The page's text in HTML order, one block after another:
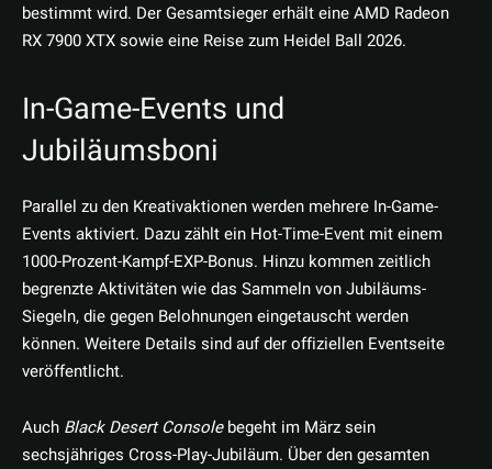
bestimmt wird. Der Gesamtsieger erhält eine AMD Radeon
RX 7900 XTX sowie eine Reise zum Heidel Ball 2026.
In-Game-Events und
Jubiläumsboni
Parallel zu den Kreativaktionen werden mehrere In-Game-
Events aktiviert. Dazu zählt ein Hot-Time-Event mit einem
1000-Prozent-Kampf-EXP-Bonus. Hinzu kommen zeitlich
begrenzte Aktivitäten wie das Sammeln von Jubiläums-
Siegeln, die gegen Belohnungen eingetauscht werden
können. Weitere Details sind auf der offiziellen Eventseite
veröffentlicht.
Auch Black Desert Consolebegeht im März sein
sechsjähriges Cross-Play-Jubiläum. Über den gesamten